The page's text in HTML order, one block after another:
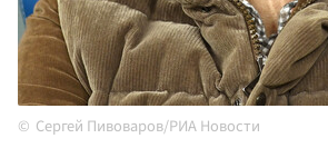
Сергей Пивоваров/РИА Новости